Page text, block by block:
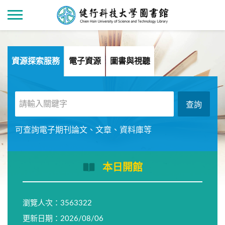
資源探索服務
可查詢電子期刊論文、文章、資料庫等
電子資源 圖書與視聽
本日開館
瀏覽人次：3563322
更新日期：2026/08/06